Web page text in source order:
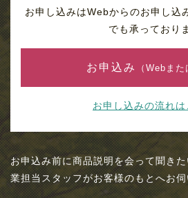
お申し込みはWebからのお申し込
でも承っており
お申込み （Webまた
お申し込みの流れは
お申込み前に商品説明を会って聞き
業担当スタッフがお客様のもとへお